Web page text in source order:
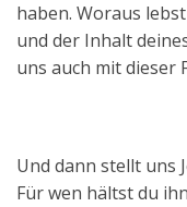
haben. Woraus
und der Inhalt
uns auch mit dieser
Und dann stellt uns
Für wen hältst du